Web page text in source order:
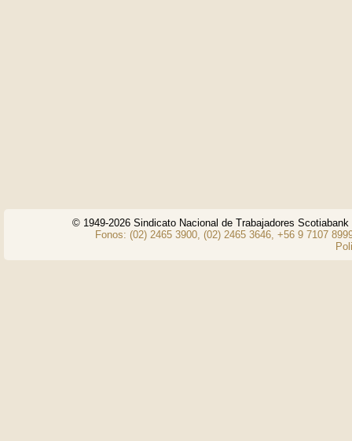
© 1949-2026 Sindicato Nacional de Trabajadores
Fonos: (02) 2465 3900, (02) 2465 3646, +56 9 7107